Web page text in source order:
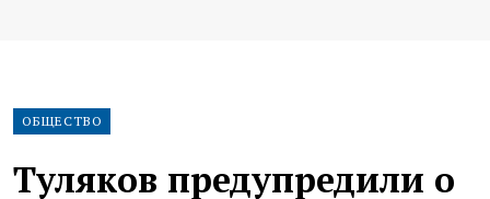
ОБЩЕСТВО
Туляков предупредили о